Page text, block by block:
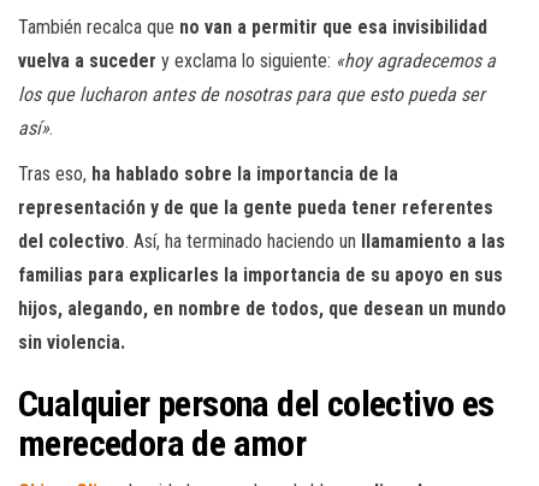
También recalca que no van a permitir que esa invisibilidad
vuelva a suceder y exclama lo siguiente: «hoy agradecemos a
los que lucharon antes de nosotras para que esto pueda ser
así».
Tras eso, ha hablado sobre la importancia de la
representación y de que la gente pueda tener referentes
del colectivo. Así, ha terminado haciendo un llamamiento a las
familias para explicarles la importancia de su apoyo en sus
hijos, alegando, en nombre de todos, que desean un mundo
sin violencia.
Cualquier persona del colectivo es
merecedora de amor